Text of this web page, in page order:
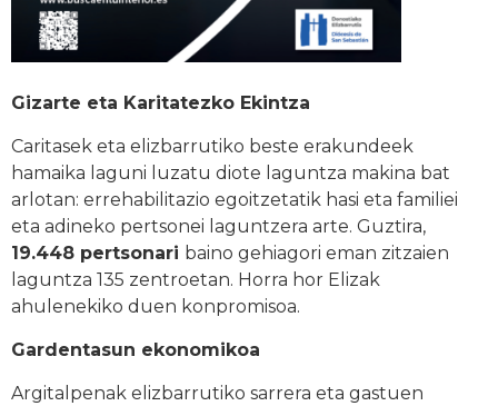
Gizarte eta Karitatezko Ekintza
Caritasek eta elizbarrutiko beste erakundeek
hamaika laguni luzatu diote laguntza makina bat
arlotan: errehabilitazio egoitzetatik hasi eta familiei
eta adineko pertsonei laguntzera arte. Guztira,
19.448 pertsonari baino gehiagori eman zitzaien
laguntza 135 zentroetan. Horra hor Elizak
ahulenekiko duen konpromisoa.
Gardentasun ekonomikoa
Argitalpenak elizbarrutiko sarrera eta gastuen